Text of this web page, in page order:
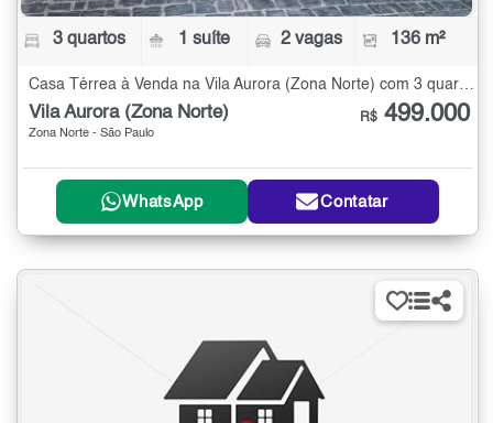
3 quartos 1 suíte 2 vagas 136 m²
Casa Térrea à Venda na Vila Aurora (Zona Norte) com 3 quartos - 136 m²
Vila Aurora (Zona Norte)
Zona Norte - São Paulo
R$ 499.000
WhatsApp Contatar